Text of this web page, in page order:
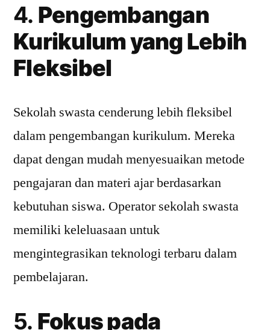
4. Pengembangan
Kurikulum yang Lebih
Fleksibel
Sekolah swasta cenderung lebih fleksibel
dalam pengembangan kurikulum. Mereka
dapat dengan mudah menyesuaikan metode
pengajaran dan materi ajar berdasarkan
kebutuhan siswa. Operator sekolah swasta
memiliki keleluasaan untuk
mengintegrasikan teknologi terbaru dalam
pembelajaran.
5. Fokus pada